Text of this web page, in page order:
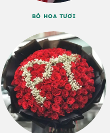
BÓ HOA TƯƠI